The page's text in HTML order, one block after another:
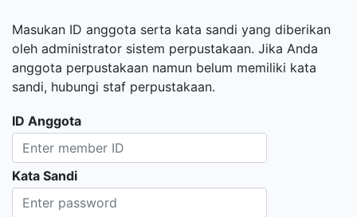
Masukan ID anggota serta kata sandi yang diberikan
oleh administrator sistem perpustakaan. Jika Anda
anggota perpustakaan namun belum memiliki kata
sandi, hubungi staf perpustakaan.
ID Anggota
Kata Sandi